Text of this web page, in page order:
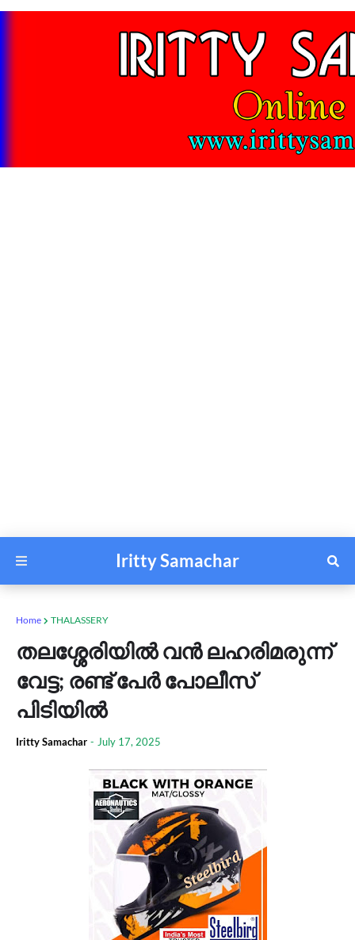
Iritty Samachar
Home THALASSERY
തലശ്ശേരിയിൽ വൻ ലഹരിമരുന്ന്
വേട്ട; രണ്ട് പേർ പോലീസ്
പിടിയിൽ
Iritty Samachar - July 17, 2025